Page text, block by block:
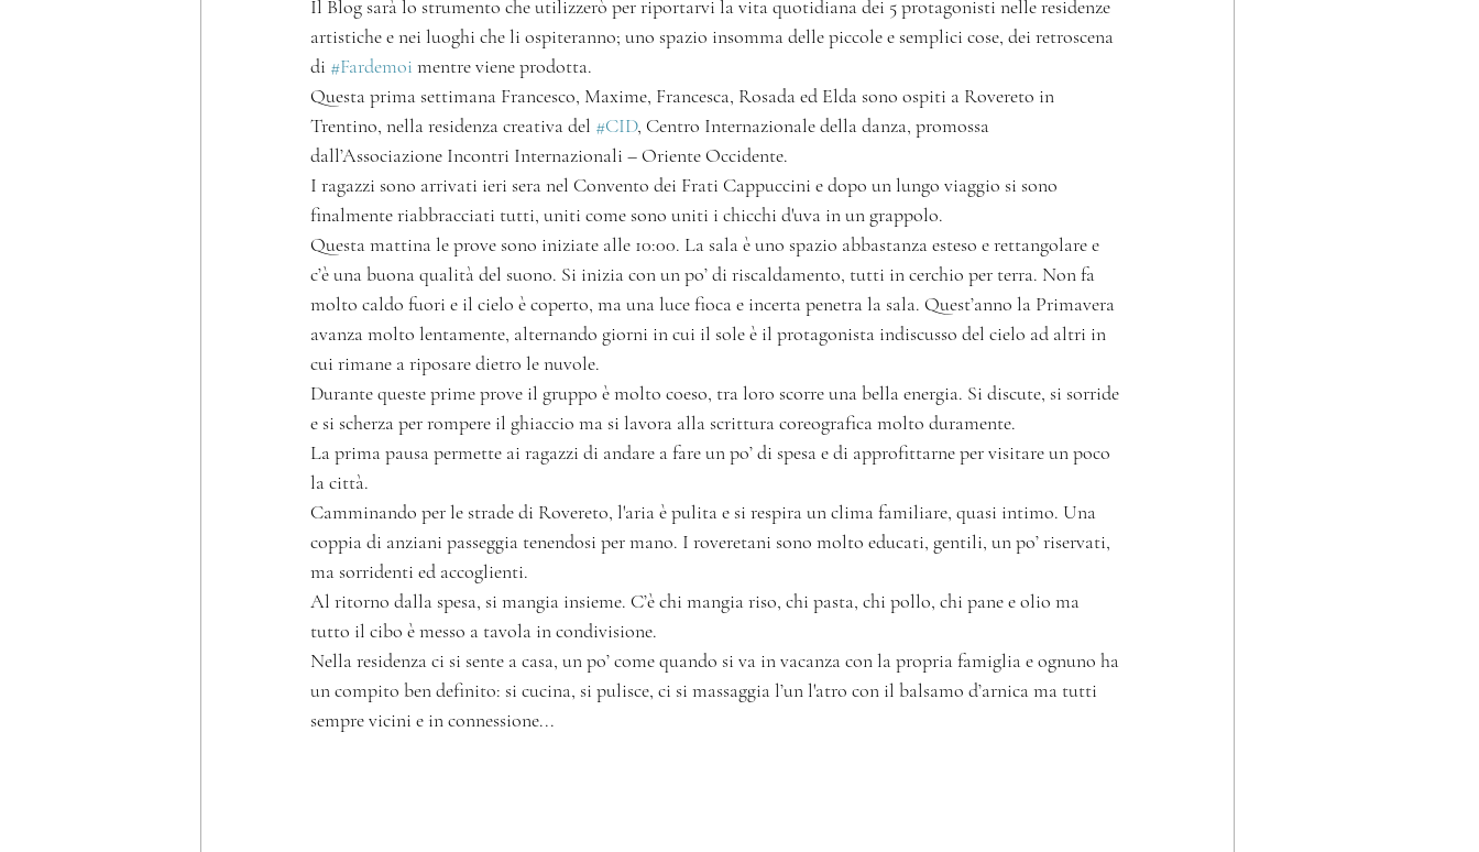
Il Blog sarà lo strumento che utilizzerò per riportarvi la vita quotidiana dei 5 protagonisti nelle residenze
artistiche e nei luoghi che li ospiteranno; uno spazio insomma delle piccole e semplici cose, dei retroscena
di #Fardemoi mentre viene prodotta.
Questa prima settimana Francesco, Maxime, Francesca, Rosada ed Elda sono ospiti a Rovereto in
Trentino, nella residenza creativa del #CID, Centro Internazionale della danza, promossa
dall’Associazione Incontri Internazionali – Oriente Occidente.
I ragazzi sono arrivati ieri sera nel Convento dei Frati Cappuccini e dopo un lungo viaggio si sono
finalmente riabbracciati tutti, uniti come sono uniti i chicchi d'uva in un grappolo.
Questa mattina le prove sono iniziate alle 10:00. La sala è uno spazio abbastanza esteso e rettangolare e
c’è una buona qualità del suono. Si inizia con un po’ di riscaldamento, tutti in cerchio per terra. Non fa
molto caldo fuori e il cielo è coperto, ma una luce fioca e incerta penetra la sala. Quest’anno la Primavera
avanza molto lentamente, alternando giorni in cui il sole è il protagonista indiscusso del cielo ad altri in
cui rimane a riposare dietro le nuvole.
Durante queste prime prove il gruppo è molto coeso, tra loro scorre una bella energia. Si discute, si sorride
e si scherza per rompere il ghiaccio ma si lavora alla scrittura coreografica molto duramente.
La prima pausa permette ai ragazzi di andare a fare un po’ di spesa e di approfittarne per visitare un poco
la città.
Camminando per le strade di Rovereto, l'aria è pulita e si respira un clima familiare, quasi intimo. Una
coppia di anziani passeggia tenendosi per mano. I roveretani sono molto educati, gentili, un po’ riservati,
ma sorridenti ed accoglienti.
Al ritorno dalla spesa, si mangia insieme. C’è chi mangia riso, chi pasta, chi pollo, chi pane e olio ma
tutto il cibo è messo a tavola in condivisione.
Nella residenza ci si sente a casa, un po’ come quando si va in vacanza con la propria famiglia e ognuno ha
un compito ben definito: si cucina, si pulisce, ci si massaggia l’un l'atro con il balsamo d’arnica ma tutti
sempre vicini e in connessione...